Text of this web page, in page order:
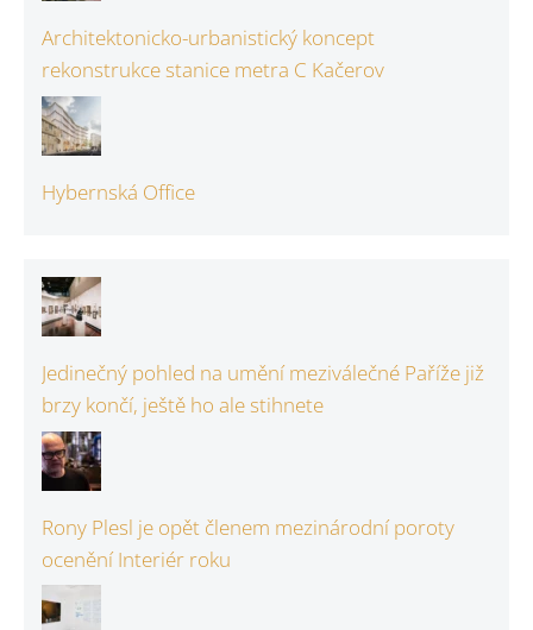
Architektonicko-urbanistický koncept
rekonstrukce stanice metra C Kačerov
Hybernská Office
Jedinečný pohled na umění meziválečné Paříže již
brzy končí, ještě ho ale stihnete
Rony Plesl je opět členem mezinárodní poroty
ocenění Interiér roku